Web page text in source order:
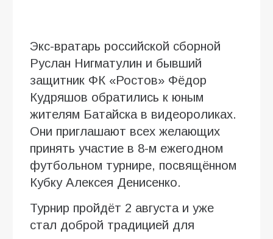
Экс-вратарь российской сборной
Руслан Нигматулин и бывший
защитник ФК «Ростов» Фёдор
Кудряшов обратились к юным
жителям Батайска в видеороликах.
Они приглашают всех желающих
принять участие в 8-м ежегодном
футбольном турнире, посвящённом
Кубку Алексея Денисенко.
Турнир пройдёт 2 августа и уже
стал доброй традицией для